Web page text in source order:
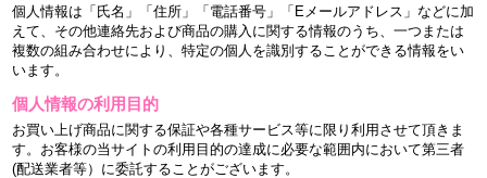
個人情報は「氏名」「住所」「電話番号」「Eメールアドレス」などに加
えて、その他連絡先および商品の購入に関する情報のうち、一つまたは
複数の組み合わせにより、特定の個人を識別することができる情報をい
います。
個人情報の利用目的
お買い上げ商品に関する保証や各種サービス等に限り利用させて頂きま
す。お客様の当サイトの利用目的の達成に必要な範囲内において第三者
(配送業者等）に委託することがございます。